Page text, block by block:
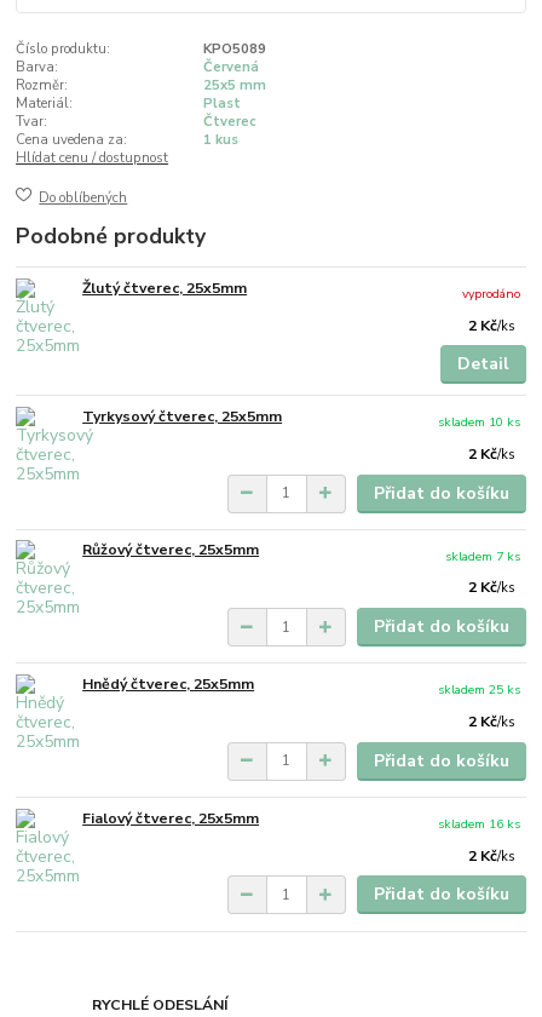
Číslo produktu:
KPO5089
Barva:
Červená
Rozměr:
25x5 mm
Materiál:
Plast
Tvar:
Čtverec
Cena uvedena za:
1 kus
Hlídat cenu / dostupnost
Do oblíbených
Podobné produkty
Žlutý čtverec, 25x5mm
2 Kč/ks
vyprodáno
Detail
Tyrkysový čtverec, 25x5mm
2 Kč/ks
skladem 10 ks
Přidat do košíku
Růžový čtverec, 25x5mm
2 Kč/ks
skladem 7 ks
Přidat do košíku
Hnědý čtverec, 25x5mm
2 Kč/ks
skladem 25 ks
Přidat do košíku
Fialový čtverec, 25x5mm
2 Kč/ks
skladem 16 ks
Přidat do košíku
RYCHLÉ ODESLÁNÍ